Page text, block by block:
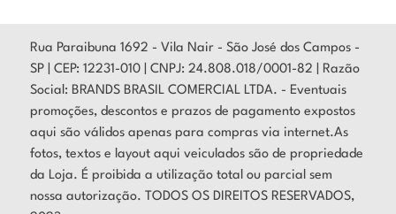
Rua Paraibuna 1692 - Vila Nair - São José dos Campos -
SP | CEP: 12231-010 | CNPJ: 24.808.018/0001-82 | Razão
Social: BRANDS BRASIL COMERCIAL LTDA. - Eventuais
promoções, descontos e prazos de pagamento expostos
aqui são válidos apenas para compras via internet.As
fotos, textos e layout aqui veiculados são de propriedade
da Loja. É proibida a utilização total ou parcial sem
nossa autorização. TODOS OS DIREITOS RESERVADOS,